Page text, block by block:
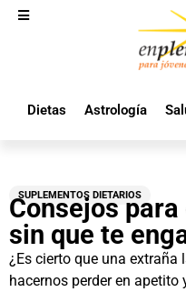
Dietas Astrología
SUPLEMENTOS DIETARIOS
Consejos
sin que te
¿Es cierto que una
hacernos perder en apetito